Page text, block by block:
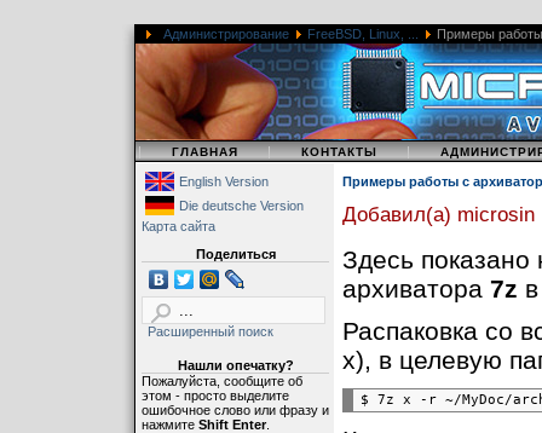
Администрирование FreeBSD, Linux, ... Примеры
| ГЛАВНАЯ | КОНТАКТЫ |
English Version
Die deutsche Version
Карта сайта
Поделиться
Расширенный поиск
Нашли опечатку?
Пожалуйста, сообщите об
этом - просто выделите
ошибочное слово или фразу и
нажмите Shift Enter.
Примеры работы с
Добавил(а) microsin
Здесь показано
архиватора 7z
Распаковка со
x), в целевую